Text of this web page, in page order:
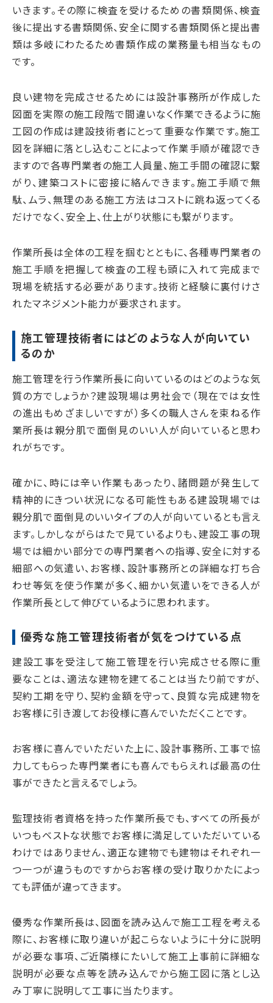
いきます。その際に検査を受けるための書類関係、検査
後に提出する書類関係、安全に関する書類関係と提出書
類は多岐にわたるため書類作成の業務量も相当なもの
です。
良い建物を完成させるためには設計事務所が作成した
図面を実際の施工段階で間違いなく作業できるように施
工図の作成は建設技術者にとって重要な作業です。施工
図を詳細に落とし込むことによって作業手順が確認でき
ますので各専門業者の施工人員量、施工手間の確認に繋
がり、建築コストに密接に絡んできます。施工手順で無
駄、ムラ、無理のある施工方法はコストに跳ね返ってくる
だけでなく、安全上、仕上がり状態にも繋がります。
作業所長は全体の工程を掴むとともに、各種専門業者の
施工手順を把握して検査の工程も頭に入れて完成まで
現場を統括する必要があります。技術と経験に裏付けさ
れたマネジメント能力が要求されます。
施工管理技術者にはどのような人が向いてい
るのか
施工管理を行う作業所長に向いているのはどのような気
質の方でしょうか？建設現場は男社会で（現在では女性
の進出もめざましいですが）多くの職人さんを束ねる作
業所長は親分肌で面倒見のいい人が向いていると思わ
れがちです。
確かに、時には辛い作業もあったり、諸問題が発生して
精神的にきつい状況になる可能性もある建設現場では
親分肌で面倒見のいいタイプの人が向いているとも言え
ます。しかしながらはたで見ているよりも、建設工事の現
場では細かい部分での専門業者への指導、安全に対する
細部への気遣い、お客様、設計事務所との詳細な打ち合
わせ等気を使う作業が多く、細かい気遣いをできる人が
作業所長として伸びているように思われます。
優秀な施工管理技術者が気をつけている点
建設工事を受注して施工管理を行い完成させる際に重
要なことは、適法な建物を建てることは当たり前ですが、
契約工期を守り、契約金額を守って、良質な完成建物を
お客様に引き渡してお役様に喜んでいただくことです。
お客様に喜んでいただいた上に、設計事務所、工事で協
力してもらった専門業者にも喜んでもらえれば最高の仕
事ができたと言えるでしょう。
監理技術者資格を持った作業所長でも、すべての所長が
いつもベストな状態でお客様に満足していただいている
わけではありません、適正な建物でも建物はそれぞれ一
つ一つが違うものですからお客様の受け取りかたによっ
ても評価が違ってきます。
優秀な作業所長は、図面を読み込んで施工工程を考える
際に、お客様に取り違いが起こらないように十分に説明
が必要な事項、ご近隣様にたいして施工上事前に詳細な
説明が必要な点等を読み込んでから施工図に落とし込
み丁寧に説明して工事に当たります。